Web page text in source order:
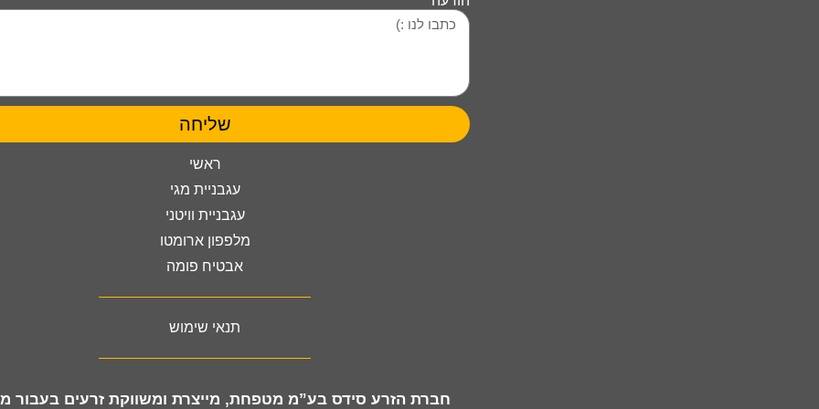
שליחה
ראשי
עגבניית מגי
עגבניית וויטני
מלפפון ארומטו
אבטיח פומה
תנאי שימוש
חברת הזרע סידס בע”מ מטפחת, מייצרת ומשווקת זרעים בעבור